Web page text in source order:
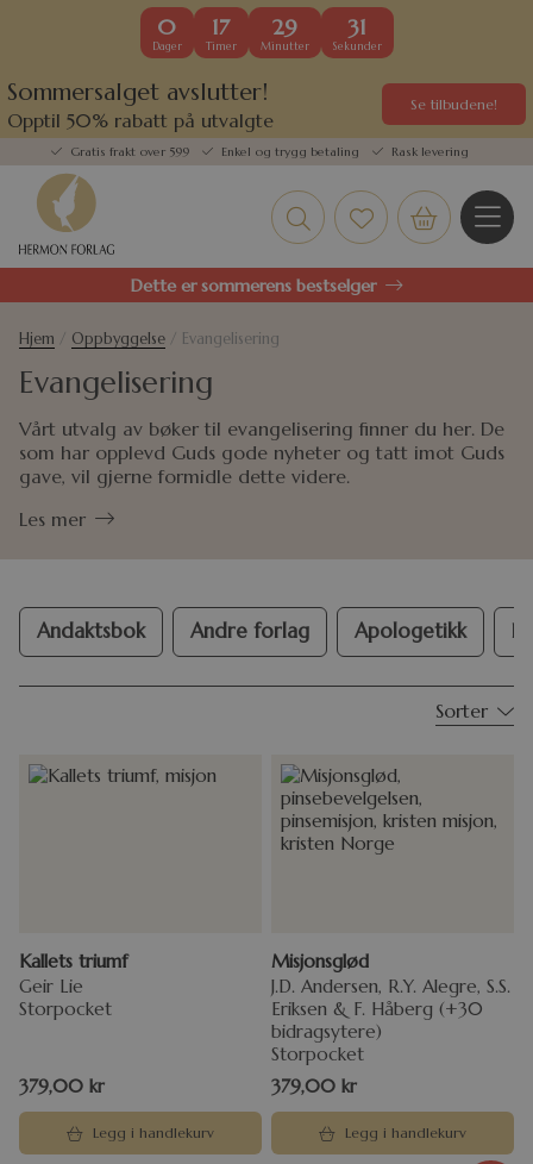
0
Dager
17
Timer
29
Minutter
30
Sekunder
Sommersalget avslutter!
Opptil 50% rabatt på utvalgte
kundefavoritter
Se tilbudene!
Gratis frakt over 599 Enkel og trygg betaling Rask levering
Dette er sommerens bestselger
Hjem / Oppbyggelse / Evangelisering
Evangelisering
Vårt utvalg av bøker til evangelisering finner du her. De
som har opplevd Guds gode nyheter og tatt imot Guds
gave, vil gjerne formidle dette videre.
Les mer
Andaktsbok Andre forlag Apologetikk
Sorter
Kallets triumf
Geir Lie
Storpocket
379,00 kr
Legg i handlekurv
Misjonsglød
J.D. Andersen, R.Y. Alegre, S.S.
Eriksen & F. Håberg (+30
bidragsytere)
Storpocket
379,00 kr
Legg i handlekurv